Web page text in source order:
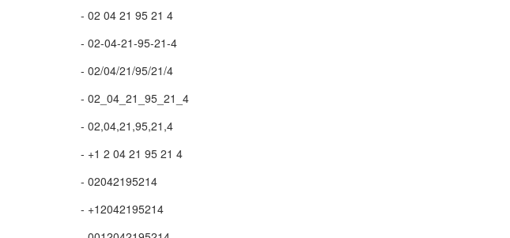
- 02 04 21 95 21 4
- 02-04-21-95-21-4
- 02/04/21/95/21/4
- 02_04_21_95_21_4
- 02,04,21,95,21,4
- +1 2 04 21 95 21 4
- 02042195214
- +12042195214